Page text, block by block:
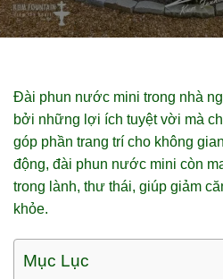
Đài phun nước mini trong nhà
bởi những lợi ích tuyệt vời mà
góp phần trang trí cho không
động, đài phun nước mini còn
trong lành, thư thái, giúp giảm
khỏe.
Mục Lục